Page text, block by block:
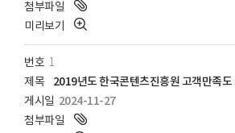
1
2019년도 한국콘텐츠진흥원 고객만족도
2024-11-27